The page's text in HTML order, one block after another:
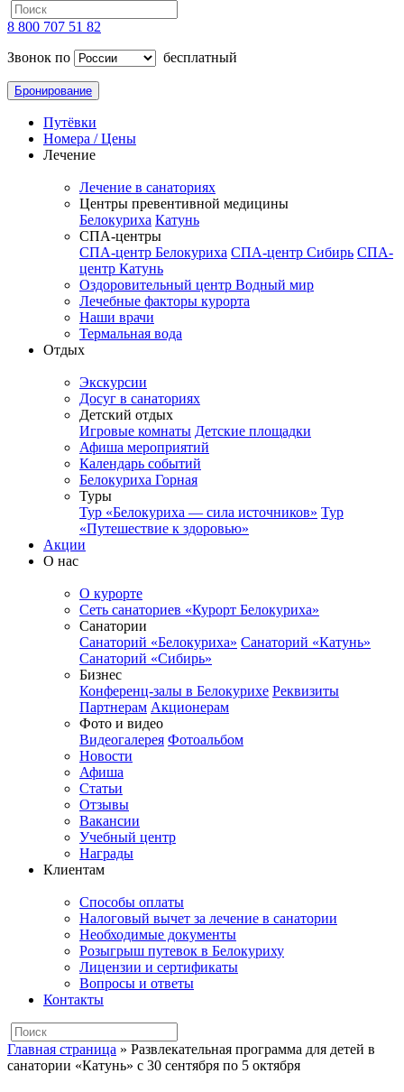
8 800 707 51 82
Звонок по
бесплатный
Бронирование
Путёвки
Номера / Цены
Лечение
Лечение в санаториях
Центры превентивной медицины
Белокуриха Катунь
СПА-центры
СПА-центр Белокуриха СПА-центр Сибирь СПА-
центр Катунь
Оздоровительный центр Водный мир
Лечебные факторы курорта
Наши врачи
Термальная вода
Отдых
Экскурсии
Досуг в санаториях
Детский отдых
Игровые комнаты Детские площадки
Афиша мероприятий
Календарь событий
Белокуриха Горная
Туры
Тур «Белокуриха — сила источников» Тур
«Путешествие к здоровью»
Акции
О нас
О курорте
Сеть санаториев «Курорт Белокуриха»
Санатории
Санаторий «Белокуриха» Санаторий «Катунь»
Санаторий «Сибирь»
Бизнес
Конференц-залы в Белокурихе Реквизиты
Партнерам Акционерам
Фото и видео
Видеогалерея Фотоальбом
Новости
Афиша
Статьи
Отзывы
Вакансии
Учебный центр
Награды
Клиентам
Способы оплаты
Налоговый вычет за лечение в санатории
Необходимые документы
Розыгрыш путевок в Белокуриху
Лицензии и сертификаты
Вопросы и ответы
Контакты
Главная страница » Развлекательная программа для детей в
санатории «Катунь» с 30 сентября по 5 октября